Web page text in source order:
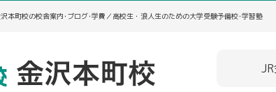
本町校の校舎案内･ブログ･学費／高校生・浪人生のための大学受験予備校･学習塾